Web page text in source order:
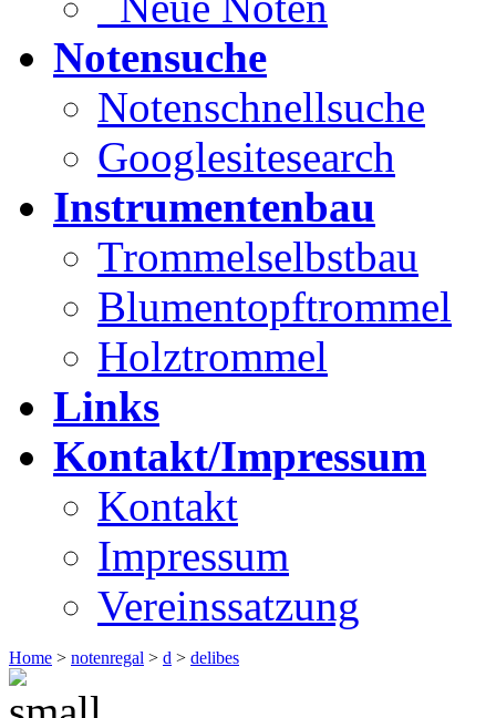
Notensuche
Notenschnellsuche
Googlesitesearch
Instrumentenbau
Trommelselbstbau
Blumentopftrommel
Holztrommel
Links
Kontakt/Impressum
Kontakt
Impressum
Vereinssatzung
Home > notenregal > d > delibes